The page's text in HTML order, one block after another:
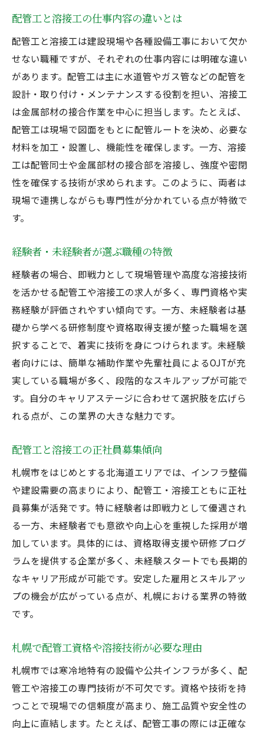
配管工と溶接工の仕事内容の違いとは
配管工と溶接工は建設現場や各種設備工事において欠か
せない職種ですが、それぞれの仕事内容には明確な違い
があります。配管工は主に水道管やガス管などの配管を
設計・取り付け・メンテナンスする役割を担い、溶接工
は金属部材の接合作業を中心に担当します。たとえば、
配管工は現場で図面をもとに配管ルートを決め、必要な
材料を加工・設置し、機能性を確保します。一方、溶接
工は配管同士や金属部材の接合部を溶接し、強度や密閉
性を確保する技術が求められます。このように、両者は
現場で連携しながらも専門性が分かれている点が特徴で
す。
経験者・未経験者が選ぶ職種の特徴
経験者の場合、即戦力として現場管理や高度な溶接技術
を活かせる配管工や溶接工の求人が多く、専門資格や実
務経験が評価されやすい傾向です。一方、未経験者は基
礎から学べる研修制度や資格取得支援が整った職場を選
択することで、着実に技術を身につけられます。未経験
者向けには、簡単な補助作業や先輩社員によるOJTが充
実している職場が多く、段階的なスキルアップが可能で
す。自分のキャリアステージに合わせて選択肢を広げら
れる点が、この業界の大きな魅力です。
配管工と溶接工の正社員募集傾向
札幌市をはじめとする北海道エリアでは、インフラ整備
や建設需要の高まりにより、配管工・溶接工ともに正社
員募集が活発です。特に経験者は即戦力として優遇され
る一方、未経験者でも意欲や向上心を重視した採用が増
加しています。具体的には、資格取得支援や研修プログ
ラムを提供する企業が多く、未経験スタートでも長期的
なキャリア形成が可能です。安定した雇用とスキルアッ
プの機会が広がっている点が、札幌における業界の特徴
です。
札幌で配管工資格や溶接技術が必要な理由
札幌市では寒冷地特有の設備や公共インフラが多く、配
管工や溶接工の専門技術が不可欠です。資格や技術を持
つことで現場での信頼度が高まり、施工品質や安全性の
向上に直結します。たとえば、配管工事の際には正確な